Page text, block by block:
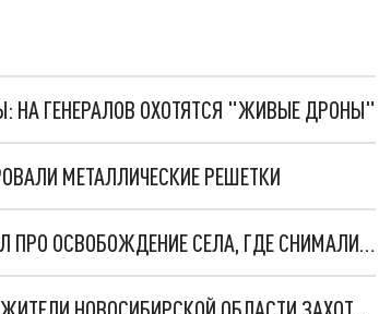
НА ГЕНЕРАЛОВ ОХОТЯТСЯ "ЖИВЫЕ ДРОНЫ"
МЕТАЛЛИЧЕСКИЕ РЕШЕТКИ
МОРПЕХ ИЗ НОВОСИБИРСКОЙ ОБЛАСТИ РАССКАЗАЛ ПРО ОСВОБОЖДЕНИЕ СЕЛА, ГДЕ СНИМАЛИ СЕРИАЛ "СВАТЫ"